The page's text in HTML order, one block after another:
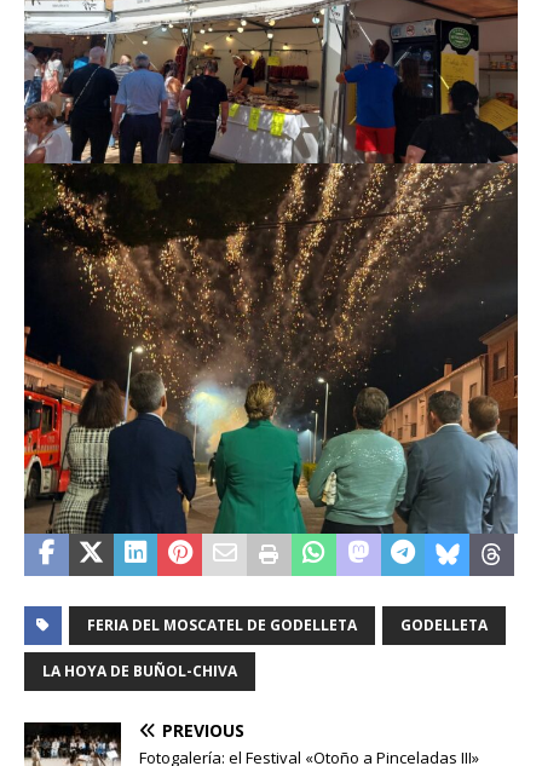
FERIA DEL MOSCATEL DE GODELLETA GODELLETA
LA HOYA DE BUÑOL-CHIVA
PREVIOUS
Fotogalería: el Festival «Otoño a Pinceladas III»